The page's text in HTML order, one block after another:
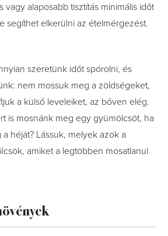
vagy alaposabb tisztítás minimális időt
segíthet elkerülni az ételmérgezést.
szeretünk időt spórolni, és
nem mossuk meg a zöldségeket,
a külső leveleiket, az bőven elég.
is mosnánk meg egy gyümölcsöt, ha
héját? Lássuk, melyek azok a
amiket a legtöbben mosatlanul